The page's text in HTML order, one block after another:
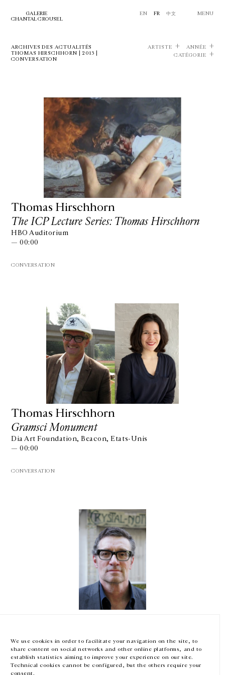
We use cookies in order to facilitate your navigation on the site, to
share content on social networks and other online platforms, and to
establish statistics aiming to improve your experience on our site.
Technical cookies cannot be configured, but the others require your
consent.
GALERIE
CHANTAL CROUSEL
EN FR 中文 MENU
ARCHIVES DES ACTUALITÉS
THOMAS HIRSCHHORN | 2013 |
CONVERSATION
ARTISTE
ANNÉE
CATÉGORIE
Thomas Hirschhorn
The ICP Lecture Series: Thomas Hirschhorn
HBO Auditorium
— 00:00
CONVERSATION
Thomas Hirschhorn
Gramsci Monument
Dia Art Foundation, Beacon, Etats-Unis
— 00:00
CONVERSATION
Palais de Tokyo, Paris, France
— 00:00
GALERIE CHANTAL CROUSEL
EN FR 中文 Facebook Instagram
Inscrivez-vous à notre newsletter